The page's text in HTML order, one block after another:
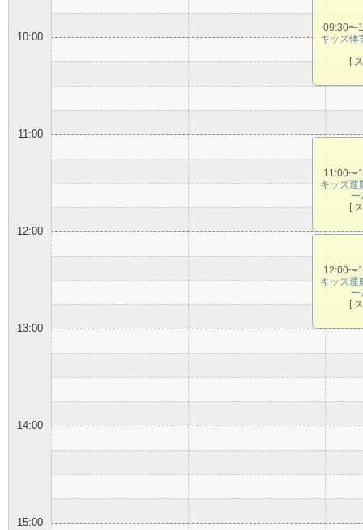
10:00
11:00
12:00
13:00
14:00
15:00
09:30〜
キッズ体
[
11:00〜
キッズ運
ー
[
12:00〜
キッズ運
ー
[